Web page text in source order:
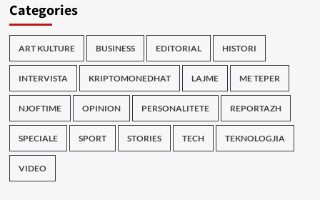
Categories
ART KULTURE BUSINESS EDITORIAL HISTORI
INTERVISTA KRIPTOMONEDHAT LAJME ME TEPER
NJOFTIME OPINION PERSONALITETE REPORTAZH
SPECIALE SPORT STORIES TECH TEKNOLOGJIA
VIDEO